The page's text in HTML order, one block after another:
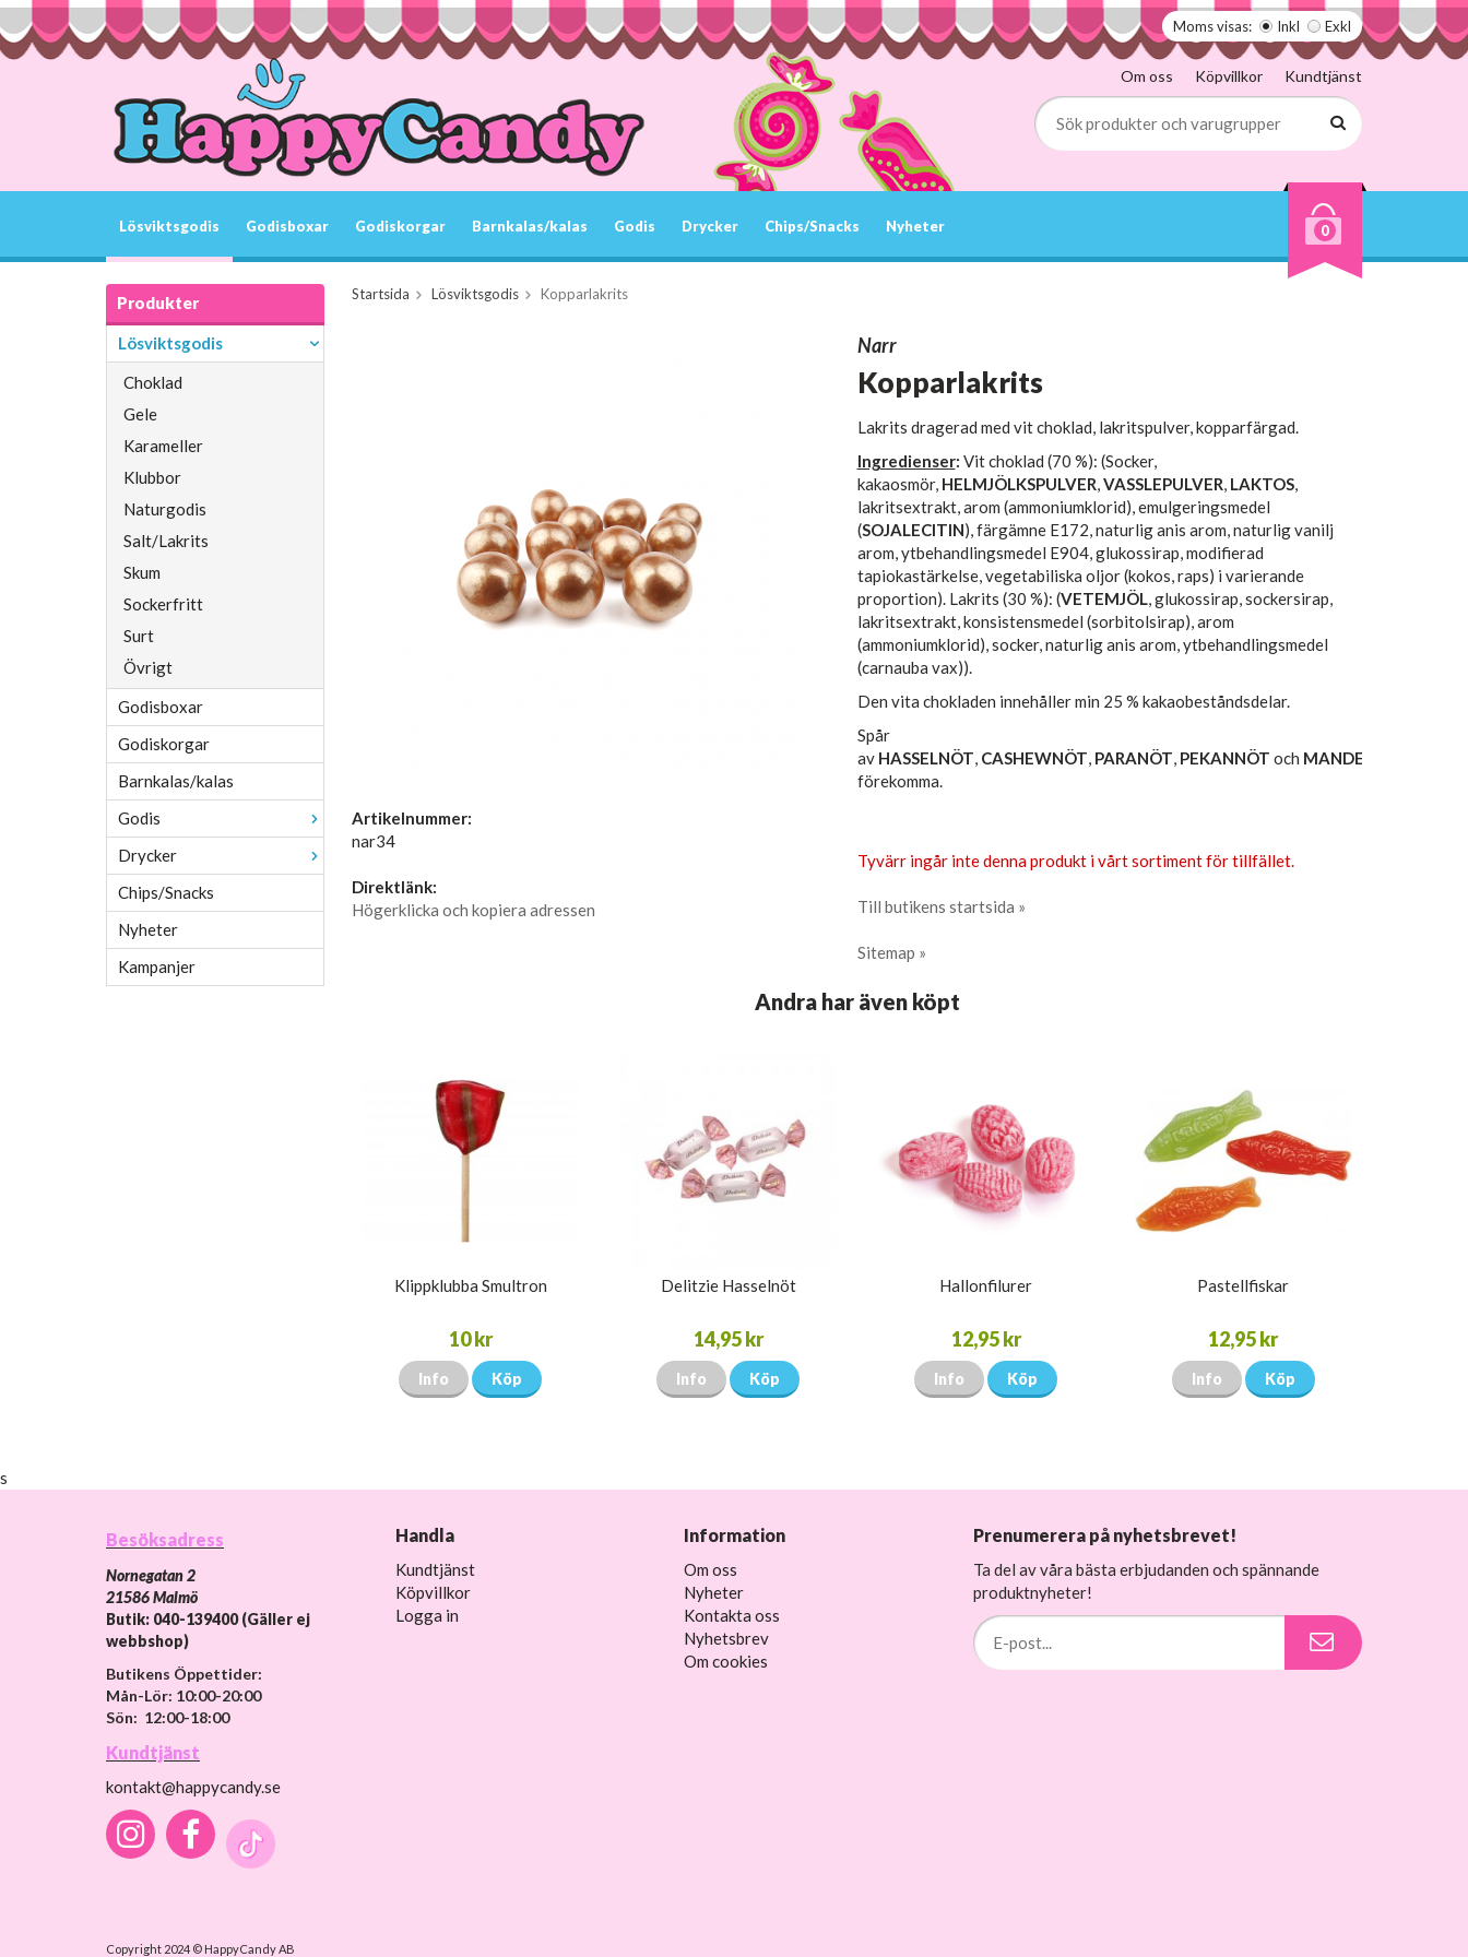
Moms visas: Inkl Exkl
Om oss Köpvillkor Kundtjänst
Lösviktsgodis Godisboxar Godiskorgar Barnkalas/kalas Godis Drycker Chips/Snacks Nyheter 0
Produkter
Lösviktsgodis
Choklad
Gele
Karameller
Klubbor
Naturgodis
Salt/Lakrits
Skum
Sockerfritt
Surt
Övrigt
Godisboxar
Godiskorgar
Barnkalas/kalas
Godis
Drycker
Chips/Snacks
Nyheter
Kampanjer
Startsida Lösviktsgodis Kopparlakrits
Narr
Kopparlakrits
Lakrits dragerad med vit choklad, lakritspulver, kopparfärgad.
Ingredienser: Vit choklad (70 %): (Socker,
kakaosmör, HELMJÖLKSPULVER,VASSLEPULVER, LAKTOS,
lakritsextrakt, arom (ammoniumklorid), emulgeringsmedel
(SOJALECITIN), färgämne E172, naturlig anis arom, naturlig vanilj
arom, ytbehandlingsmedel E904, glukossirap, modifierad
tapiokastärkelse, vegetabiliska oljor (kokos, raps) i varierande
proportion). Lakrits (30 %): (VETEMJÖL, glukossirap, sockersirap,
lakritsextrakt, konsistensmedel (sorbitolsirap), arom
(ammoniumklorid), socker, naturlig anis arom, ytbehandlingsmedel
(carnauba vax)).
Den vita chokladen innehåller min 25 % kakaobeståndsdelar.
Spår
av HASSELNÖT, CASHEWNÖT, PARANÖT, PEKANNÖT och MANDEL
förekomma.
Tyvärr ingår inte denna produkt i vårt sortiment för tillfället.
Till butikens startsida »
Sitemap »
Artikelnummer:
nar34
Direktlänk:
Högerklicka och kopiera adressen
Andra har även köpt
Klippklubba Smultron
10 kr
Info Köp
Delitzie Hasselnöt
14,95 kr
Info Köp
Hallonfilurer
12,95 kr
Info Köp
Pastellfiskar
12,95 kr
Info Köp
s
Besöksadress
Nornegatan 2
21586 Malmö
Butik: 040-139400 (Gäller ej
webbshop)
Butikens Öppettider:
Mån-Lör: 10:00-20:00
Sön: 12:00-18:00
Kundtjänst
kontakt@happycandy.se
Copyright 2024 © HappyCandy AB
Handla
Kundtjänst
Köpvillkor
Logga in
Information
Om oss
Nyheter
Kontakta oss
Nyhetsbrev
Om cookies
Prenumerera på nyhetsbrevet!
Ta del av våra bästa erbjudanden och spännande
produktnyheter!